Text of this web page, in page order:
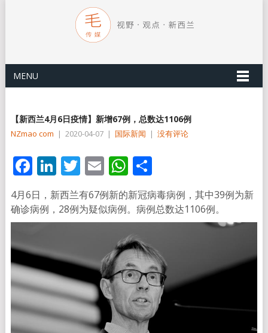
MENU
【新西兰4月6日疫情】新增67例，总数达1106例
NZmao com | 2020-04-07 | 国际新闻 | 没有评论
Facebook
LinkedIn
Twitter
EmailWhatsApp
分
享
4月6日，新西兰有67例新的新冠病毒病例，其中39例为新
确诊病例，28例为疑似病例。病例总数达1106例。